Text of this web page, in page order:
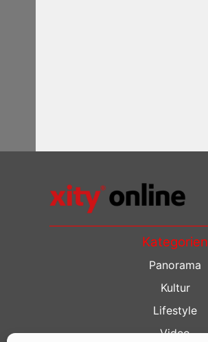
Kategorien
Panorama
Kultur
Lifestyle
Video